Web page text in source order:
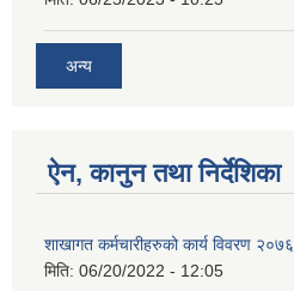
अन्य
ऐन, कानुन तथा निर्देशिका
शाखागत कर्मचारीहरुको कार्य विवरण २०७६
मिति: 06/20/2022 - 12:05